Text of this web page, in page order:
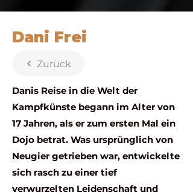
Dani Frei
Zurück
Danis Reise in die Welt der
Kampfkünste begann im Alter von
17 Jahren, als er zum ersten Mal ein
Dojo betrat. Was ursprünglich von
Neugier getrieben war, entwickelte
sich rasch zu einer tief
verwurzelten Leidenschaft und